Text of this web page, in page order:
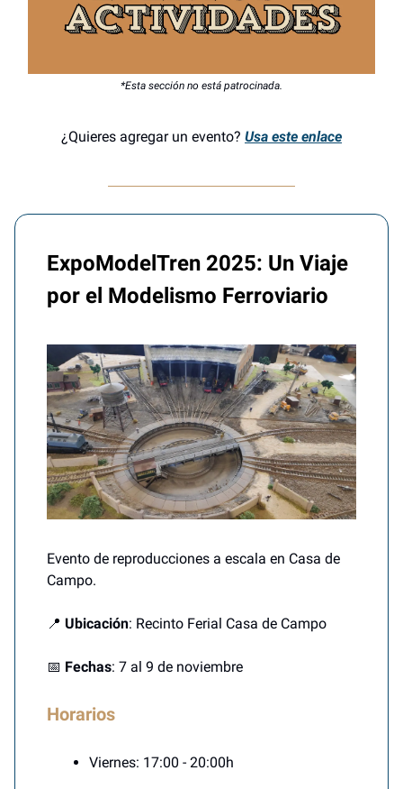
*Esta sección no está patrocinada.
¿Quieres agregar un evento? Usa este enlace
ExpoModelTren 2025: Un Viaje
por el Modelismo Ferroviario
Evento de reproducciones a escala en Casa de
Campo.
📍 Ubicación: Recinto Ferial Casa de Campo
📅 Fechas: 7 al 9 de noviembre
Horarios
Viernes: 17:00 - 20:00h